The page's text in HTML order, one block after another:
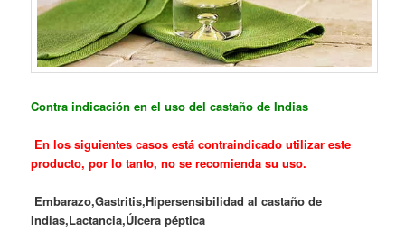
Contra indicación en el uso del castaño de Indias
En los siguientes casos está contraindicado utilizar este
producto, por lo tanto, no se recomienda su uso.
Embarazo,Gastritis,Hipersensibilidad al castaño de
Indias,Lactancia,Úlcera péptica